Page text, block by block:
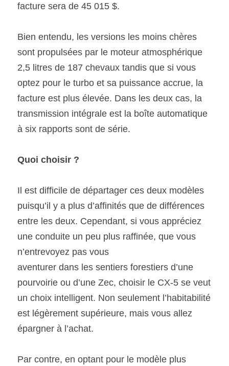
facture sera de 45 015 $.
Bien entendu, les versions les moins chères
sont propulsées par le moteur atmosphérique
2,5 litres de 187 chevaux tandis que si vous
optez pour le turbo et sa puissance accrue, la
facture est plus élevée. Dans les deux cas, la
transmission intégrale est la boîte automatique
à six rapports sont de série.
Quoi choisir ?
Il est difficile de départager ces deux modèles
puisqu’il y a plus d’affinités que de différences
entre les deux. Cependant, si vous appréciez
une conduite un peu plus raffinée, que vous
n’entrevoyez pas vous
aventurer dans les sentiers forestiers d’une
pourvoirie ou d’une Zec, choisir le CX-5 se veut
un choix intelligent. Non seulement l’habitabilité
est légèrement supérieure, mais vous allez
épargner à l’achat.
Par contre, en optant pour le modèle plus